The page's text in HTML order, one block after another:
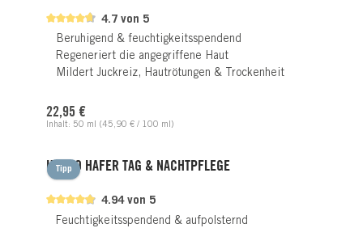
4.7 von 5
Beruhigend & feuchtigkeitsspendend
Regeneriert die angegriffene Haut
Mildert Juckreiz, Hautrötungen & Trockenheit
Inhalt: 50 ml (45,90 € / 100 ml)
22,95 €
Tipp
4.94 von 5
HYDRO HAFER TAG & NACHTPFLEGE
Feuchtigkeitsspendend & aufpolsternd